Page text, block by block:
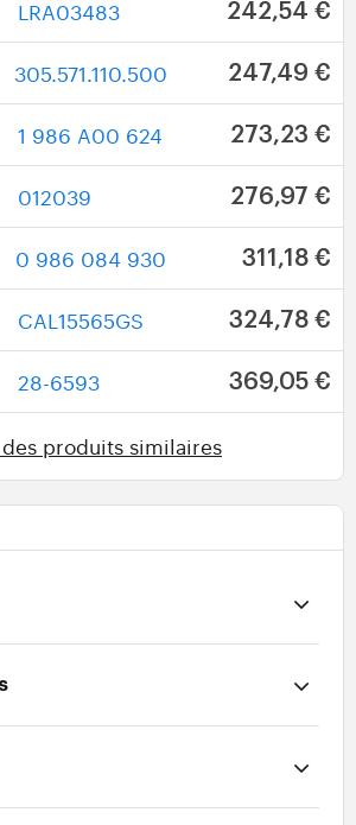
LRA03483 242,54 €
305.571.110.500 247,49 €
1 986 A00 624 273,23 €
012039 276,97 €
0 986 084 930 311,18 €
CAL15565GS 324,78 €
28-6593 369,05 €
produits similaires